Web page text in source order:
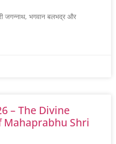
जगन्नाथ, भगवान बलभद्र और
– The Divine
Mahaprabhu Shri